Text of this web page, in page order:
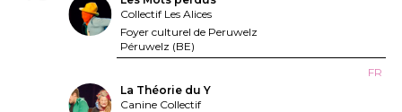
Collectif Les Alices
Foyer culturel de Peruwelz
Péruwelz (BE)
FR
La Théorie du Y
Canine Collectif